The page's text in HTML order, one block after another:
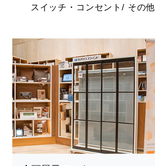
スイッチ・コンセント/ その他